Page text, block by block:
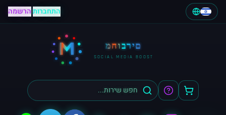
התחברות|הרשמה
M מחוברים
SOCIAL MEDIA BOOST